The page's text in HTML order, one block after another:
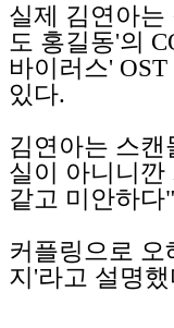
실제 김연아
도 홍길동'의
바이러스'
있다.
김연아는 스
실이 아니니
같고 미안하
커플링으로
지'라고 설명